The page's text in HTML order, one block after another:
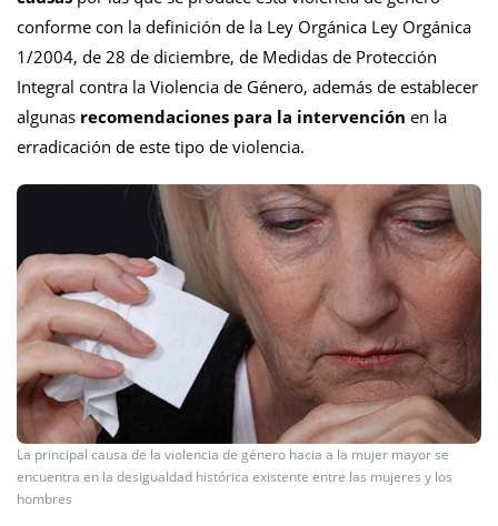
conforme con la definición de la Ley Orgánica Ley Orgánica
1/2004, de 28 de diciembre, de Medidas de Protección
Integral contra la Violencia de Género, además de establecer
algunas recomendaciones para la intervención en la
erradicación de este tipo de violencia.
La principal causa de la violencia de género hacia a la mujer mayor se
encuentra en la desigualdad histórica existente entre las mujeres y los
hombres